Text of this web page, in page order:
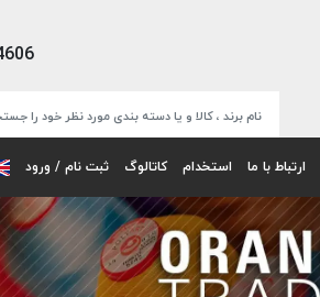
ارتباط با ما استخدام کاتالوگ ثبت نام / ورود